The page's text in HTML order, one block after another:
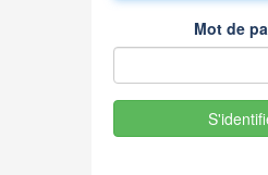
Mot de